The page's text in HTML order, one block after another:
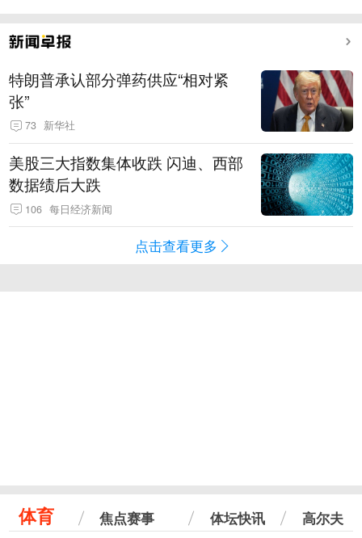
特朗普承认部分弹药供应“相对紧
张”
73 新华社
美股三大指数集体收跌 闪迪、西部
数据绩后大跌
106 每日经济新闻
点击查看更多
体育 焦点赛事 体坛快讯 高尔夫